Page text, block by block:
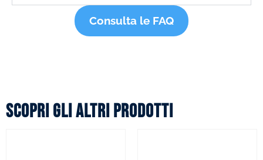
Consulta le FAQ
Scopri gli altri prodotti